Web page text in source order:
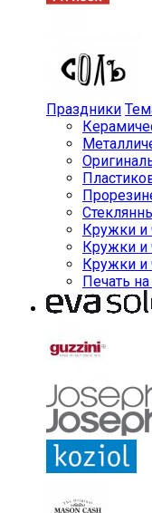
Праздники
Кружки и
Кружки и
Кружки и
Печать